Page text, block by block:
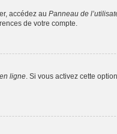
accédez au Panneau de
de votre compte.
ligne. Si vous activez cette